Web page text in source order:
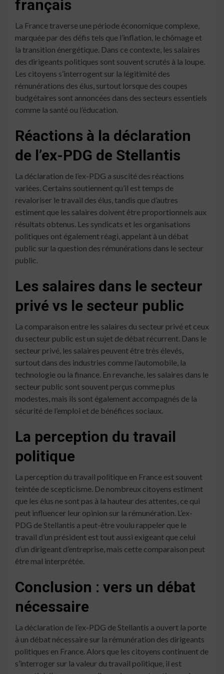
français
La France traverse une période économique complexe,
marquée par des défis tels que l’inflation, le chômage et
la transition énergétique. Dans ce contexte, les salaires
des dirigeants politiques sont souvent scrutés à la loupe.
Les citoyens s’interrogent sur la légitimité des
rémunérations des élus, surtout lorsque des coupes
budgétaires sont annoncées dans des secteurs essentiels
comme la santé ou l’éducation.
Réactions à la déclaration
de l’ex-PDG de Stellantis
La déclaration de l’ex-PDG a suscité des réactions
variées. Certains soutiennent qu’il est temps de
revaloriser le travail des élus, tandis que d’autres
estiment que les salaires doivent être proportionnels aux
résultats obtenus. Les syndicats et les organisations
politiques ont également réagi, appelant à un débat
public sur la question des rémunérations dans le secteur
public.
Les salaires dans le secteur
privé vs le secteur public
La comparaison entre les salaires du secteur privé et ceux
du secteur public est un sujet de débat récurrent. Dans le
secteur privé, les salaires peuvent être très élevés,
surtout dans des industries comme l’automobile, la
technologie ou la finance. En revanche, les salaires dans le
secteur public sont souvent perçus comme plus
modestes, mais ils sont également accompagnés de la
sécurité de l’emploi et de bénéfices sociaux.
La perception du travail
politique
La perception du travail politique en France est souvent
teintée de scepticisme. De nombreux citoyens estiment
que les élus ne sont pas à la hauteur des attentes, ce qui
peut influencer leur opinion sur la rémunération. L’ex-
PDG de Stellantis a peut-être voulu rappeler que le
travail d’un président est tout aussi exigeant que celui
d’un dirigeant d’entreprise, mais cette comparaison peut
être mal interprétée.
Conclusion : vers un débat
nécessaire
La déclaration de l’ex-PDG de Stellantis a ouvert la porte
à un débat nécessaire sur la rémunération des dirigeants
politiques en France. Alors que les citoyens continuent de
s’interroger sur la valeur du travail politique, il est